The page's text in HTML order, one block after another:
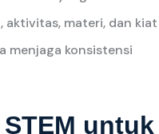
aktivitas, materi, dan kiat
menjaga konsistensi
untuk